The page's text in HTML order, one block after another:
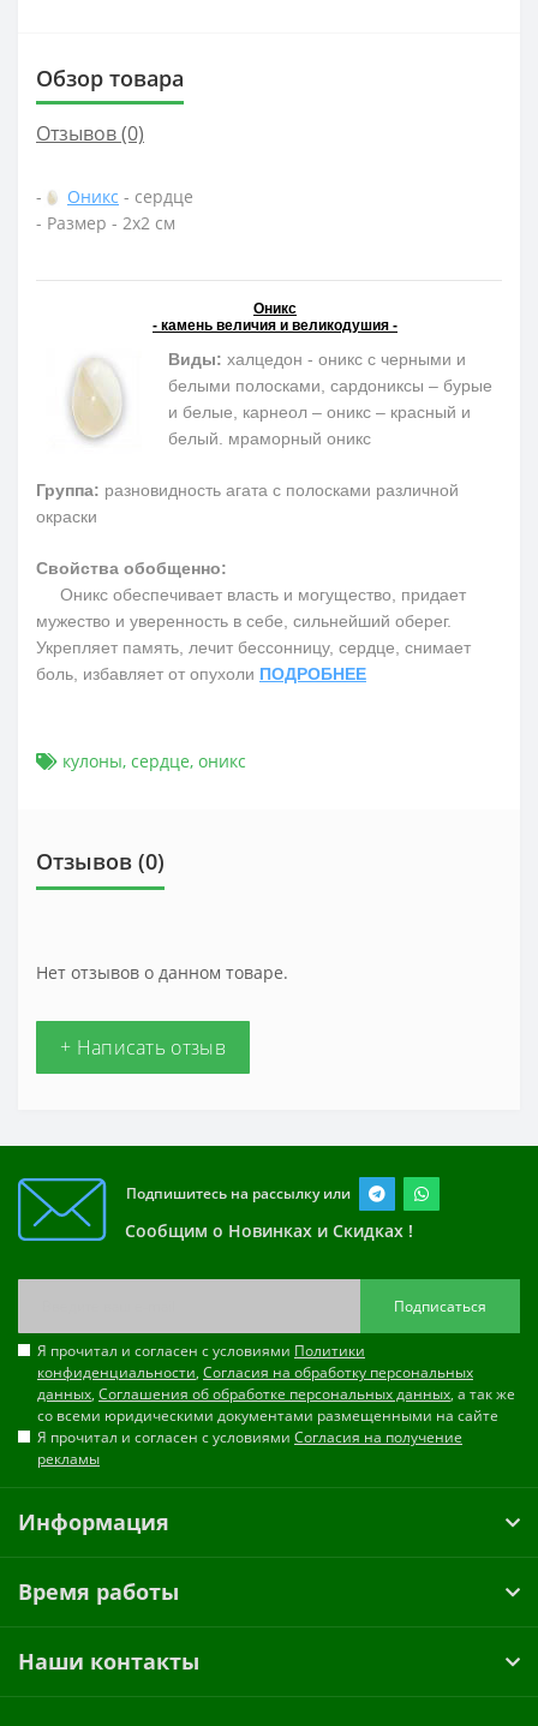
Обзор товара
Отзывов (0)
- Оникс - сердце
- Размер - 2х2 см
Оникс
- камень величия и великодушия -
Виды: халцедон - оникс с черными и
белыми полосками, сардониксы – бурые
и белые, карнеол – оникс – красный и
белый. мраморный оникс
Группа: разновидность агата с полосками различной
окраски
Свойства обобщенно:
Оникс обеспечивает власть и могущество, придает
мужество и уверенность в себе, сильнейший оберег.
Укрепляет память, лечит бессонницу, сердце, снимает
боль, избавляет от опухоли ПОДРОБНЕЕ
кулоны, сердце, оникс
Отзывов (0)
Нет отзывов о данном товаре.
+ Написать отзыв
Подпишитесь на рассылку или
Сообщим о Новинках и Скидках !
Подписаться
Я прочитал и согласен с условиями Политики
конфиденциальности, Согласия на обработку персональных
данных, Соглашения об обработке персональных данных, а так же
со всеми юридическими документами размещенными на сайте
Я прочитал и согласен с условиями Согласия на получение
рекламы
Информация
Время работы
Наши контакты